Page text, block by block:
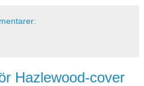
Hazlewood-cover